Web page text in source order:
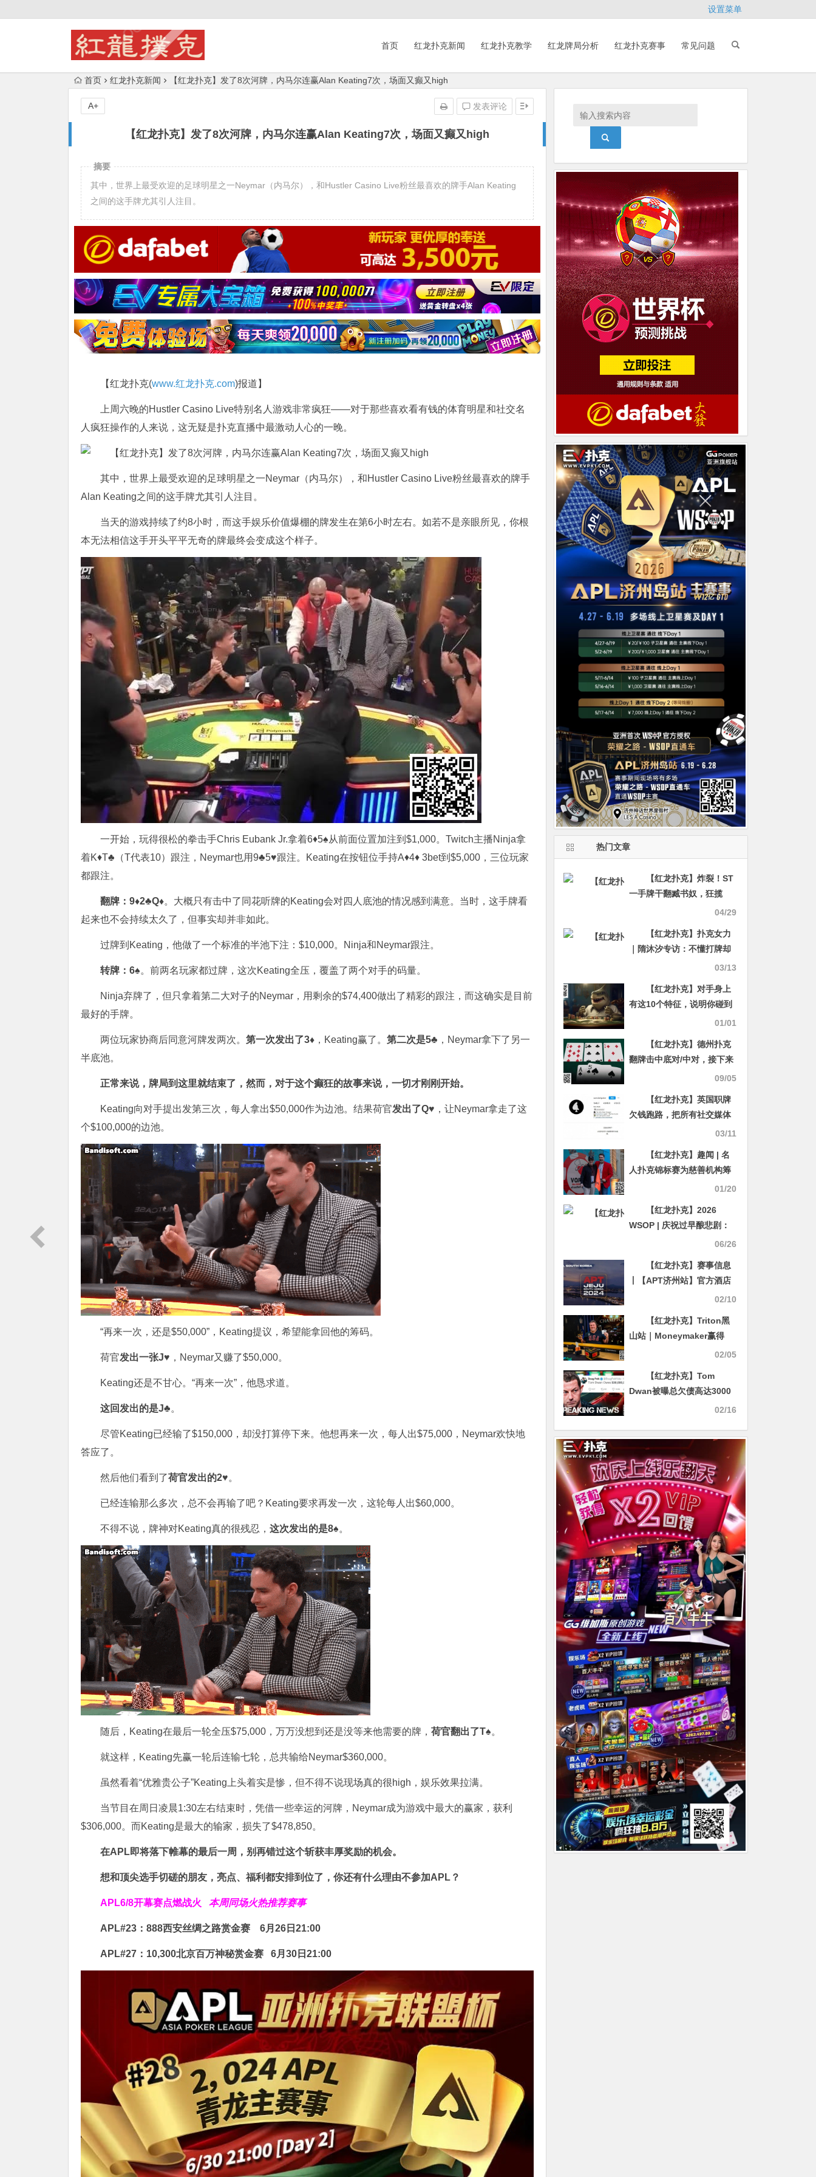
设置菜单
首页 红龙扑克新闻 红龙扑克教学 红龙牌局分析 红龙扑克赛事 常见问题
首页 红龙扑克新闻 【红龙扑克】发了8次河牌，内马尔连赢Alan Keating7次，场面又癫又high
【红龙扑克】发了8次河牌，内马尔连赢Alan Keating7次，场面又癫又high
发表评论
A+
摘要
其中，世界上最受欢迎的足球明星之一Neymar（内马尔），和Hustler Casino Live粉丝最喜欢的牌手Alan Keating
之间的这手牌尤其引人注目。
【红龙扑克(www.红龙扑克.com)报道】
上周六晚的Hustler Casino Live特别名人游戏非常疯狂——对于那些喜欢看有钱的体育明星和社交名
人疯狂操作的人来说，这无疑是扑克直播中最激动人心的一晚。
其中，世界上最受欢迎的足球明星之一Neymar（内马尔），和Hustler Casino Live粉丝最喜欢的牌手
Alan Keating之间的这手牌尤其引人注目。
当天的游戏持续了约8小时，而这手娱乐价值爆棚的牌发生在第6小时左右。如若不是亲眼所见，你根
本无法相信这手开头平平无奇的牌最终会变成这个样子。
一开始，玩得很松的拳击手Chris Eubank Jr.拿着6♦5♠从前面位置加注到$1,000。Twitch主播Ninja拿
着K♦T♣（T代表10）跟注，Neymar也用9♣5♥跟注。Keating在按钮位手持A♦4♦ 3bet到$5,000，三位玩家
都跟注。
翻牌： 9♦2♣Q♦。大概只有击中了同花听牌的Keating会对四人底池的情况感到满意。当时，这手牌看
起来也不会持续太久了，但事实却并非如此。
过牌到Keating，他做了一个标准的半池下注：$10,000。Ninja和Neymar跟注。
转牌：6♠。前两名玩家都过牌，这次Keating全压，覆盖了两个对手的码量。
Ninja弃牌了，但只拿着第二大对子的Neymar，用剩余的$74,400做出了精彩的跟注，而这确实是目前
最好的手牌。
两位玩家协商后同意河牌发两次。 第一次发出了3♦ ，Keating赢了。 第二次是5♣ ，Neymar拿下了另一
半底池。
正常来说，牌局到这里就结束了，然而，对于这个癫狂的故事来说，一切才刚刚开始。
Keating向对手提出发第三次，每人拿出$50,000作为边池。结果荷官发出了Q♥ ，让Neymar拿走了这
个$100,000的边池。
“再来一次，还是$50,000”，Keating提议，希望能拿回他的筹码。
荷官发出一张J♥ ，Neymar又赚了$50,000。
Keating还是不甘心。“再来一次”，他恳求道。
这回发出的是J♣。
尽管Keating已经输了$150,000，却没打算停下来。他想再来一次，每人出$75,000，Neymar欢快地
答应了。
然后他们看到了荷官发出的2♥。
已经连输那么多次，总不会再输了吧？Keating要求再发一次，这轮每人出$60,000。
不得不说，牌神对Keating真的很残忍， 这次发出的是8♠。
随后，Keating在最后一轮全压$75,000，万万没想到还是没等来他需要的牌， 荷官翻出了T♠。
就这样，Keating先赢一轮后连输七轮，总共输给Neymar$360,000。
虽然看着“优雅贵公子”Keating上头着实是惨，但不得不说现场真的很high，娱乐效果拉满。
当节目在周日凌晨1:30左右结束时，凭借一些幸运的河牌，Neymar成为游戏中最大的赢家，获利
$306,000。而Keating是最大的输家，损失了$478,850。
在APL即将落下帷幕的最后一周，别再错过这个斩获丰厚奖励的机会。
想和顶尖选手切磋的朋友，亮点、福利都安排到位了，你还有什么理由不参加APL？
APL6/8开幕赛点燃战火 本周同场火热推荐赛事
APL#23：888西安丝绸之路赏金赛 6月26日21:00
APL#27：10,300北京百万神秘赏金赛 6月30日21:00
热门文章
【红龙扑克】炸裂！ST
一手牌干翻臧书奴，狂揽
502万刀！Tom Dwan纪录
04/29
【红龙扑克】扑克女力
｜隋沐汐专访：不懂打牌却
上了直播桌？如今连“赵大
03/13
【红龙扑克】对手身上
有这10个特征，说明你碰到
01/01
【红龙扑克】德州扑克
翻牌击中底对/中对，接下来
怎么办？90%玩家都犯错的
09/05
【红龙扑克】英国职牌
欠钱跑路，把所有社交媒体
03/11
【红龙扑克】趣闻 | 名
人扑克锦标赛为慈善机构筹
01/20
【红龙扑克】2026
WSOP | 庆祝过早酿悲剧：
日本选手以为晋级实遭淘汰
06/26
【红龙扑克】赛事信息
丨【APT济州站】官方酒店
02/10
【红龙扑克】Triton黑
山站｜Moneymaker赢得
GG超级百万豪客赛冠军！丁
02/05
【红龙扑克】Tom
Dwan被曝总欠债高达3000
万美金！真正的大债主是？
02/16